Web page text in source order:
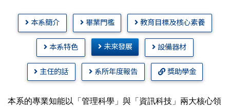
本系簡介 畢業門檻 教育目標及核心素養
本系特色 未來發展 設備器材
主任的話 系所年度報告 獎助學金
本系的專業知能以「管理科學」與「資訊科技」兩大核心領